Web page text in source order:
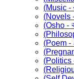
(Music
(Osho -
(Poem -
(Politics